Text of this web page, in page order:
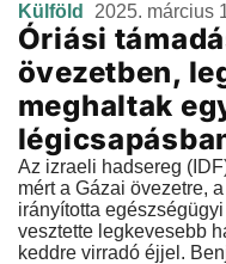
Külföld 2025. március
Óriási
övezetben,
meghaltak
Az izraeli hadsereg
mért a Gázai övezetre,
irányította
vesztette legkevesebb
keddre virradó éjjel.